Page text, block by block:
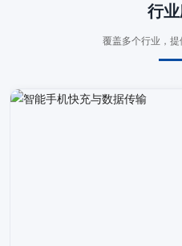
行业
覆盖多个行业，